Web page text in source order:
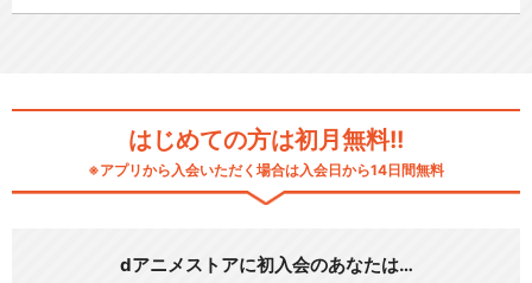
はじめての方は初月無料!!
※アプリから入会いただく場合は入会日から14日間無料
dアニメストアに初入会のあなたは…